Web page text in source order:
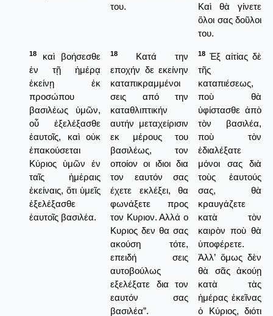
του.
Καὶ θὰ γίνετε
ὅλοι σας δοῦλοι
του.
18
καὶ βοήσεσθε
ἐν τῇ ἡμέρᾳ
ἐκείνῃ ἐκ
προσώπου
βασιλέως ὑμῶν,
οὗ ἐξελέξασθε
ἑαυτοῖς, καὶ οὐκ
ἐπακούσεται
Κύριος ὑμῶν ἐν
ταῖς ἡμέραις
ἐκείναις, ὅτι ὑμεῖς
ἐξελέξασθε
ἑαυτοῖς βασιλέα.
18
Κατά την
εποχήν δε εκείνην
καταπικραμμένοι
σεις από την
καταθλιπτικήν
αυτήν μεταχείρισιν
εκ μέρους του
βασιλέως, τον
οποίον οι ιδιοι δια
τον εαυτόν σας
έχετε εκλέξει, θα
φωνάξετε προς
τον Κυριον. Αλλά ο
Κυριος δεν θα σας
ακούση τότε,
επειδή σεις
αυτοβούλως
εξελέξατε δια τον
εαυτόν σας
βασιλέα”.
18 Ἐξ αἰτίας δὲ
τῆς
καταπιέσεως,
ποὺ θὰ
ὑφίστασθε ἀπὸ
τὸν βασιλέα,
ποὺ τὸν
ἐδιαλέξατε
μόνοι σας διὰ
τοὺς ἑαυτούς
σας, θὰ
κραυγάζετε
κατὰ τὸν
καιρὸν ποὺ θὰ
ὑποφέρετε.
Ἀλλ’ ὅμως δὲν
θὰ σᾶς ἀκούῃ
κατὰ τὰς
ἡμέρας ἐκεῖνας
ὁ Κύριος, διότι